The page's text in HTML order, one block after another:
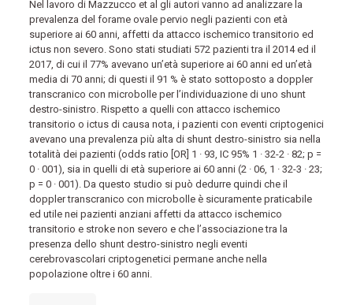
Nel lavoro di Mazzucco et al gli autori vanno ad analizzare la
prevalenza del forame ovale pervio negli pazienti con età
superiore ai 60 anni, affetti da attacco ischemico transitorio ed
ictus non severo. Sono stati studiati 572 pazienti tra il 2014 ed il
2017, di cui il 77% avevano un’età superiore ai 60 anni ed un’età
media di 70 anni; di questi il 91 % è stato sottoposto a doppler
transcranico con microbolle per l’individuazione di uno shunt
destro-sinistro. Rispetto a quelli con attacco ischemico
transitorio o ictus di causa nota, i pazienti con eventi criptogenici
avevano una prevalenza più alta di shunt destro-sinistro sia nella
totalità dei pazienti (odds ratio [OR] 1 · 93, IC 95% 1 · 32-2 · 82; p =
0 · 001), sia in quelli di età superiore ai 60 anni (2 · 06, 1 · 32-3 · 23;
p = 0 · 001). Da questo studio si può dedurre quindi che il
doppler transcranico con microbolle è sicuramente praticabile
ed utile nei pazienti anziani affetti da attacco ischemico
transitorio e stroke non severo e che l’associazione tra la
presenza dello shunt destro-sinistro negli eventi
cerebrovascolari criptogenetici permane anche nella
popolazione oltre i 60 anni.